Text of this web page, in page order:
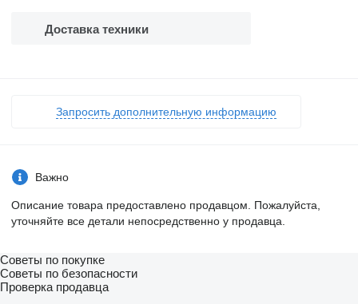
Доставка техники
Запросить дополнительную информацию
Важно
Описание товара предоставлено продавцом. Пожалуйста,
уточняйте все детали непосредственно у продавца.
Советы по покупке
Советы по безопасности
Проверка продавца